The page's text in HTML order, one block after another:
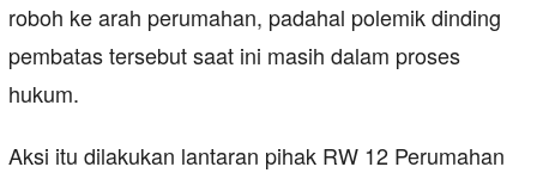
roboh ke arah perumahan, padahal polemik dinding
pembatas tersebut saat ini masih dalam proses
hukum.
Aksi itu dilakukan lantaran pihak RW 12 Perumahan